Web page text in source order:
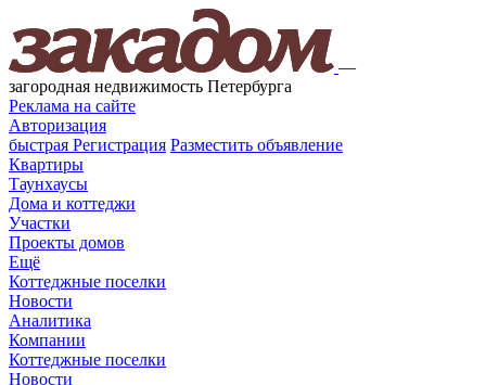
—
загородная недвижимость Петербурга
Реклама на сайте
Авторизация
быстрая Регистрация Разместить объявление
Квартиры
Таунхаусы
Дома и коттеджи
Участки
Проекты домов
Ещё
Коттеджные поселки
Новости
Аналитика
Компании
Коттеджные поселки
Новости